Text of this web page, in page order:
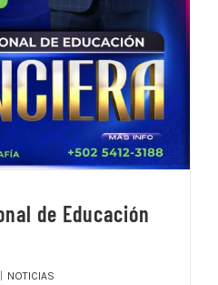
de Educación
| NOTICIAS